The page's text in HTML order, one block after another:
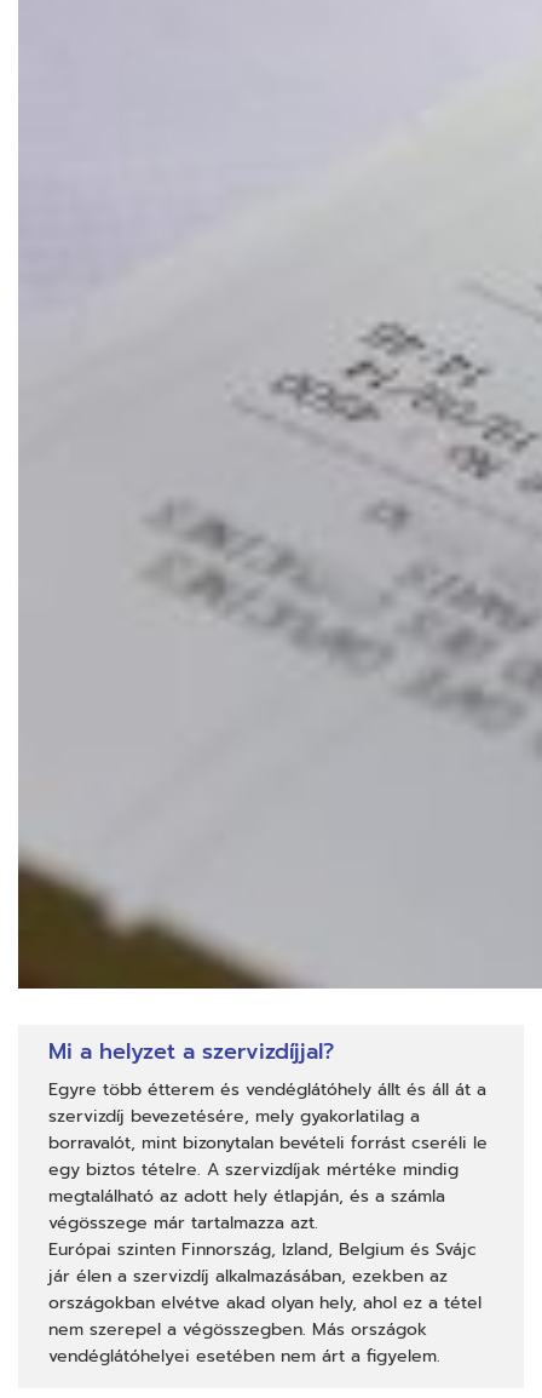
Mi a helyzet a szervizdíjjal?
Egyre több étterem és vendéglátóhely állt és áll át a
szervizdíj bevezetésére, mely gyakorlatilag a
borravalót, mint bizonytalan bevételi forrást cseréli le
egy biztos tételre. A szervizdíjak mértéke mindig
megtalálható az adott hely étlapján, és a számla
végösszege már tartalmazza azt.
Európai szinten Finnország, Izland, Belgium és Svájc
jár élen a szervizdíj alkalmazásában, ezekben az
országokban elvétve akad olyan hely, ahol ez a tétel
nem szerepel a végösszegben. Más országok
vendéglátóhelyei esetében nem árt a figyelem.